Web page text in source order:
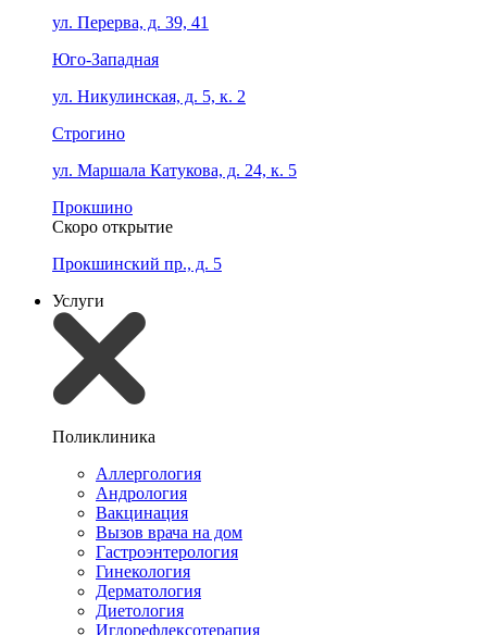
ул. Перерва, д. 39, 41
Юго-Западная
ул. Никулинская, д. 5, к. 2
Строгино
ул. Маршала Катукова, д. 24, к. 5
Прокшино
Скоро открытие
Прокшинский пр., д. 5
Услуги
Поликлиника
Аллергология
Андрология
Вакцинация
Вызов врача на дом
Гастроэнтерология
Гинекология
Дерматология
Диетология
Иглорефлексотерапия